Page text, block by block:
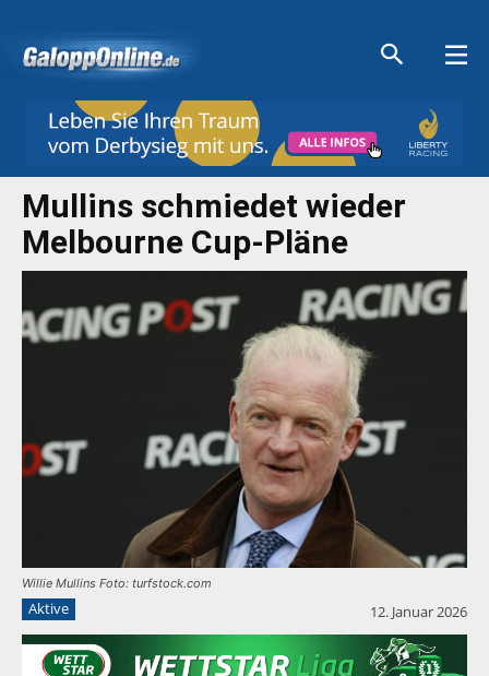
Mullins schmiedet wieder
Melbourne Cup-Pläne
Willie Mullins Foto: turfstock.com
Aktive 12. Januar 2026